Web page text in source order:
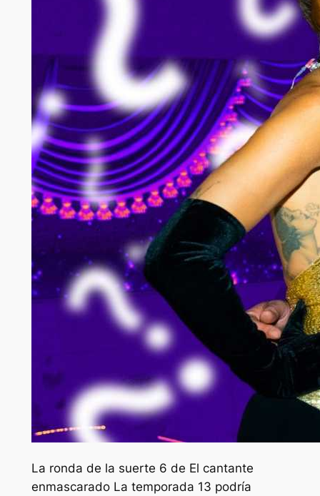
La ronda de la suerte 6 de El cantante
enmascarado La temporada 13 podría